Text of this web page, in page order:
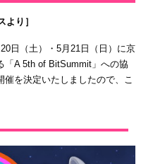
より］
日（土）・5月21日（日）に京
「A 5th of BitSummit」への協
を決定いたしましたので、こ